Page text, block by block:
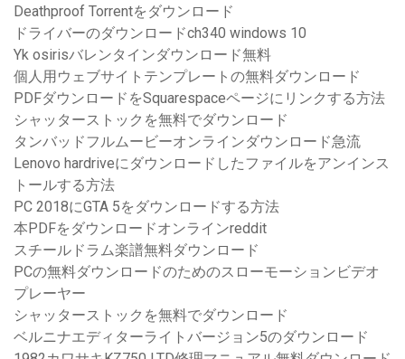
Deathproof Torrentをダウンロード
ドライバーのダウンロードch340 windows 10
Yk osirisバレンタインダウンロード無料
個人用ウェブサイトテンプレートの無料ダウンロード
PDFダウンロードをSquarespaceページにリンクする方法
シャッターストックを無料でダウンロード
タンバッドフルムービーオンラインダウンロード急流
Lenovo hardriveにダウンロードしたファイルをアンインス
トールする方法
PC 2018にGTA 5をダウンロードする方法
本PDFをダウンロードオンラインreddit
スチールドラム楽譜無料ダウンロード
PCの無料ダウンロードのためのスローモーションビデオ
プレーヤー
シャッターストックを無料でダウンロード
ベルニナエディターライトバージョン5のダウンロード